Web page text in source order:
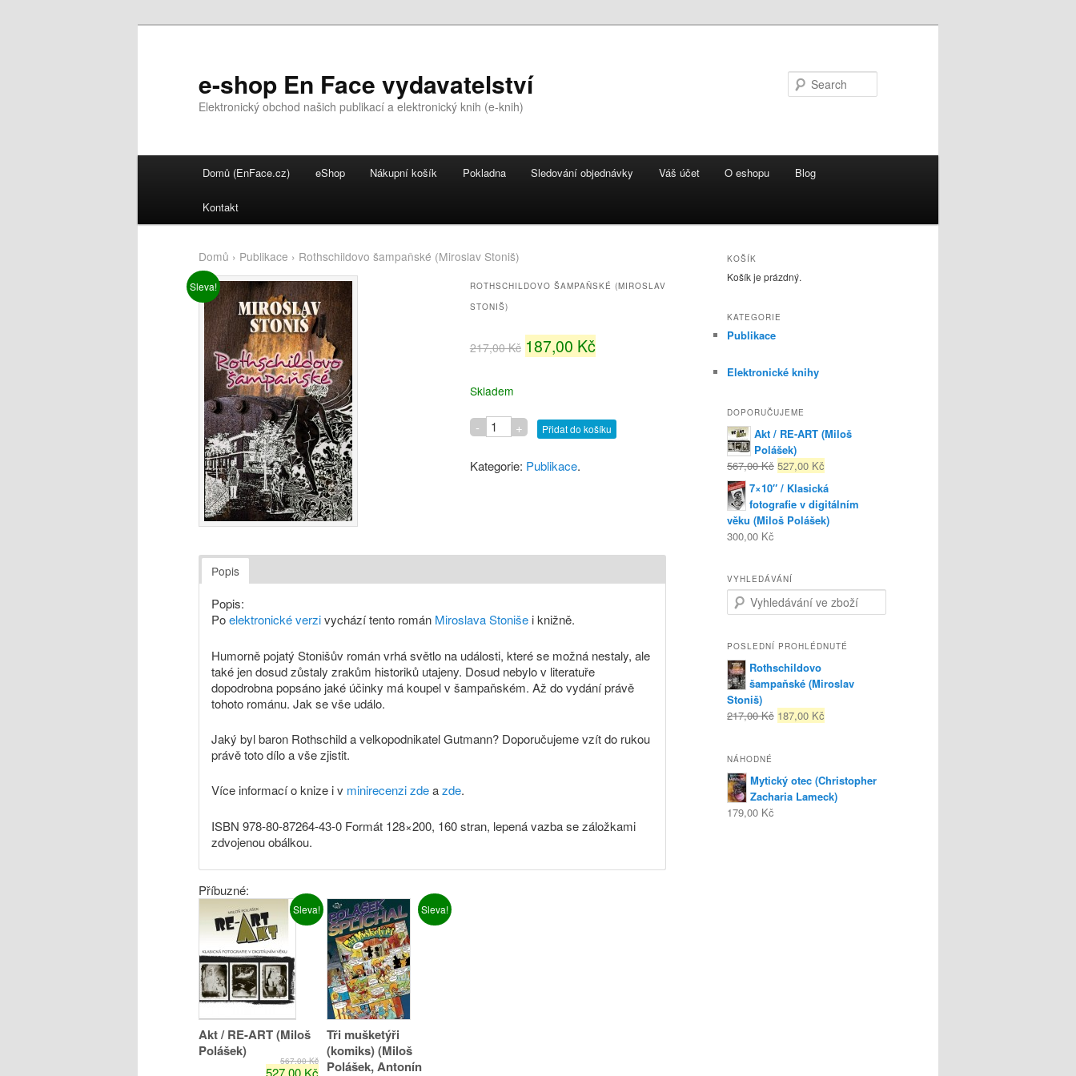
e-shop En Face vydavatelství
Elektronický obchod našich publikací a elektronický knih (e-knih)
Skip to primary content
Skip to secondary content
Domů (EnFace.cz) eShop Nákupní košík Pokladna Sledování objednávky Váš účet O eshopu Blog
Kontakt
Domů › Publikace › Rothschildovo šampaňské (Miroslav Stoniš)
Sleva!
ROTHSCHILDOVO ŠAMPAŇSKÉ (MIROSLAV
STONIŠ)
217,00 Kč 187,00 Kč
Skladem
Přidat do košíku
Kategorie: Publikace.
Popis
Popis:
Poelektronické verzivychází tento román Miroslava Stoniše i knižně.
Humorně pojatý Stonišův román vrhá světlo na události, které se možná nestaly, ale
také jen dosud zůstaly zrakům historiků utajeny. Dosud nebylo v literatuře
dopodrobna popsáno jaké účinky má koupel v šampaňském. Až do vydání právě
tohoto románu. Jak se vše událo.
Jaký byl baron Rothschild a velkopodnikatel Gutmann? Doporučujeme vzít do rukou
právě toto dílo a vše zjistit.
Více informací o knize i v minirecenzi zdeazde.
ISBN 978-80-87264-43-0 Formát 128×200, 160 stran, lepená vazba se záložkami
zdvojenou obálkou.
Příbuzné:
Sleva!
Akt / RE-ART (Miloš
Polášek)
567,00 Kč
527,00 Kč
Sleva!
Tři mušketýři
(komiks) (Miloš
Polášek, Antonín
KOŠÍK
Košík je prázdný.
KATEGORIE
Publikace
Elektronické knihy
DOPORUČUJEME
Akt / RE-ART (Miloš
Polášek)
567,00 Kč 527,00 Kč
7×10″ / Klasická
fotografie v digitálním
věku (Miloš Polášek)
300,00 Kč
VYHLEDÁVÁNÍ
Search for:
POSLEDNÍ PROHLÉDNUTÉ
Rothschildovo
šampaňské (Miroslav
Stoniš)
217,00 Kč 187,00 Kč
NÁHODNÉ
Mytický otec (Christopher
Zacharia Lameck)
179,00 Kč